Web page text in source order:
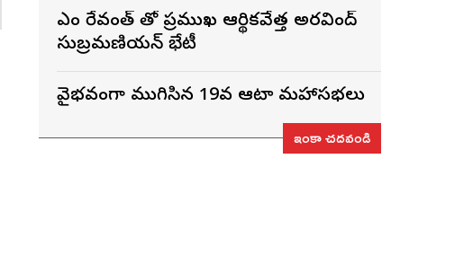
సీఎం రేవంత్ తో ప్రముఖ ఆర్థికవేత్త అరవింద్‌
సుబ్రమణియన్ భేటీ
వైభవంగా ముగిసిన 19వ ఆటా మహాసభలు
ఇంకా చదవండి